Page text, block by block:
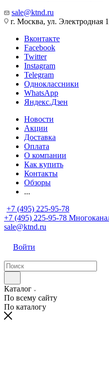
sale@ktnd.ru
г. Москва, ул. Электродная
Вконтакте
Facebook
Twitter
Instagram
Telegram
Одноклассники
WhatsApp
Яндекс.Дзен
Новости
Акции
Доставка
Оплата
О компании
Как купить
Контакты
Обзоры
...
+7 (495) 225-95-78
+7 (495) 225-95-78
sale@ktnd.ru
Войти
Каталог
По всему сайту
По каталогу